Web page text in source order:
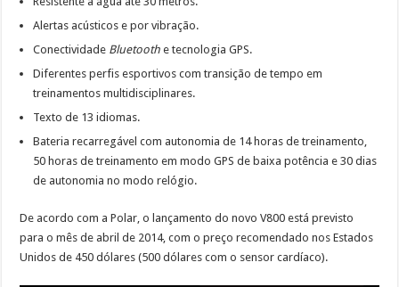
Alertas acústicos e por vibração.
Conectividade Bluetooth e tecnologia GPS.
Diferentes perfis esportivos com transição de tempo em
treinamentos multidisciplinares.
Texto de 13 idiomas.
Bateria recarregável com autonomia de 14 horas de treinamento,
50 horas de treinamento em modo GPS de baixa potência e 30 dias
de autonomia no modo relógio.
De acordo com a Polar, o lançamento do novo V800 está previsto
para o mês de abril de 2014, com o preço recomendado nos Estados
Unidos de 450 dólares (500 dólares com o sensor cardíaco).